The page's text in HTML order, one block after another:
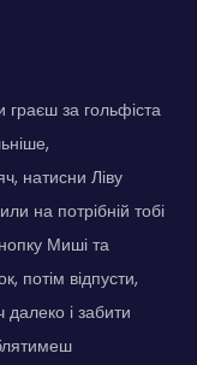
за гольфіста
натисни Ліву
на потрібній тобі
Миші та
потім відпусти,
і забити